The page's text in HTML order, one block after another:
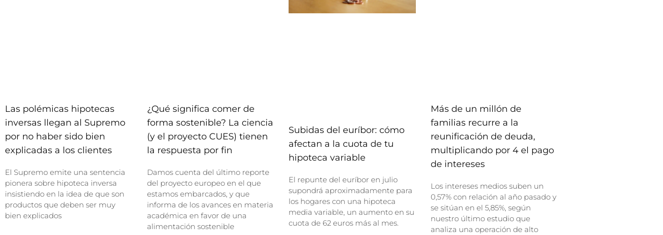
Las polémicas hipotecas
inversas llegan al Supremo
por no haber sido bien
explicadas a los clientes
El Supremo emite una sentencia
pionera sobre hipoteca inversa
insistiendo en la idea de que son
productos que deben ser muy
bien explicados
¿Qué significa comer de
forma sostenible? La ciencia
(y el proyecto CUES) tienen
la respuesta por fin
Damos cuenta del último reporte
del proyecto europeo en el que
estamos embarcados, y que
informa de los avances en materia
académica en favor de una
alimentación sostenible
Subidas del euríbor: cómo
afectan a la cuota de tu
hipoteca variable
El repunte del euríbor en julio
supondrá aproximadamente para
los hogares con una hipoteca
media variable, un aumento en su
cuota de 62 euros más al mes.
Más de un millón de
familias recurre a la
reunificación de deuda,
multiplicando por 4 el pago
de intereses
Los intereses medios suben un
0,57% con relación al año pasado y
se sitúan en el 5,85%, según
nuestro último estudio que
analiza una operación de alto